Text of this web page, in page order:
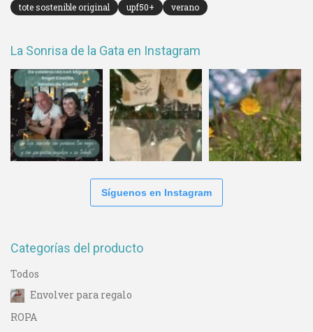
tote sostenible original
upf50+ verano
La Sonrisa de la Gata en Instagram
Síguenos en Instagram
Categorías del producto
Todos
Envolver para regalo
ROPA